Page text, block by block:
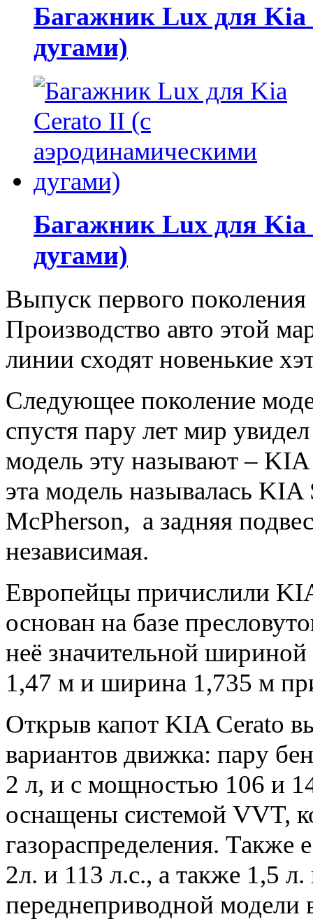
Багажник Lux для
дугами)
Багажник Lux для Kia
дугами)
Выпуск первого
Производство авто этой
линии сходят новенькие
Следующее поколение
спустя пару лет мир
модель эту называют –
эта модель называлась
McPherson, а задняя
независимая.
Европейцы причислили
основан на базе
неё значительной
1,47 м и ширина 1,735 м
Открыв капот KIA Cerato
вариантов движка: пару
2 л, и с мощностью 106 и
оснащены системой VVT,
газораспределения. Также
2л. и 113 л.с., а также 1,5
переднеприводной модели